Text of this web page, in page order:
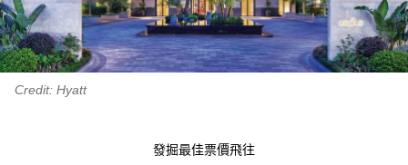
Credit: Hyatt
發掘最佳票價飛往